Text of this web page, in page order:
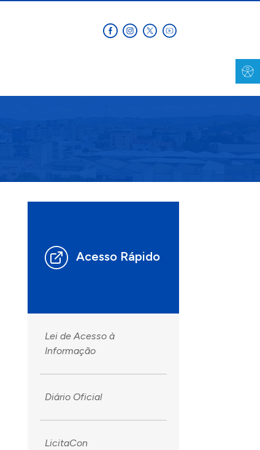
Acesso Rápido
Lei de Acesso à
Informação
Diário Oficial
LicitaCon